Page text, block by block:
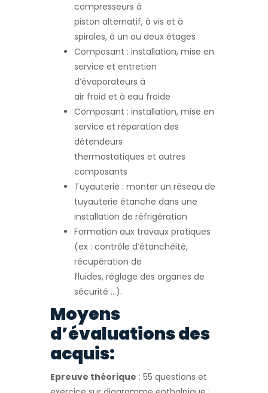
compresseurs à
piston alternatif, à vis et à
spirales, à un ou deux étages
Composant : installation, mise en
service et entretien
d’évaporateurs à
air froid et à eau froide
Composant : installation, mise en
service et réparation des
détendeurs
thermostatiques et autres
composants
Tuyauterie : monter un réseau de
tuyauterie étanche dans une
installation de réfrigération
Formation aux travaux pratiques
(ex : contrôle d’étanchéité,
récupération de
fluides, réglage des organes de
sécurité …).
Moyens
d’évaluations des
acquis:
Epreuve théorique : 55 questions et